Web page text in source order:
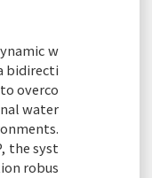
w
bidirecti
overco
water
the syst
robus